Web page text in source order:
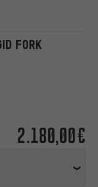
FORK
2.180,00€